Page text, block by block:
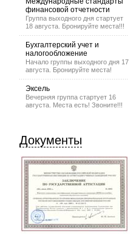
финансовой отчетности
Группа выходного дня стартует
18 августа. Бронируйте места!!!
Бухгалтерский учет и
налогообложение
Начало группы выходного дня 17
августа. Бронируйте места!
Эксель
Вечерняя группа стартует 16
августа. Места есть! Звоните!!!
Документы